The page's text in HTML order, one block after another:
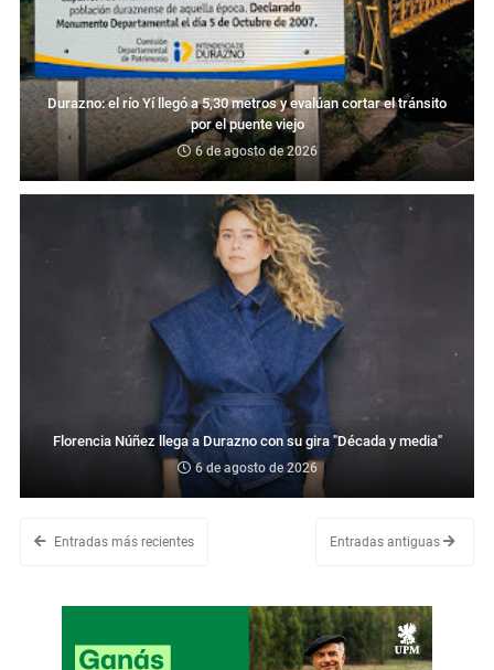
Durazno: el río Yí llegó a 5,30 metros y evalúan cortar el tránsito
por el puente viejo
6 de agosto de 2026
Florencia Núñez llega a Durazno con su gira "Década y media"
6 de agosto de 2026
Entradas más recientes Entradas antiguas